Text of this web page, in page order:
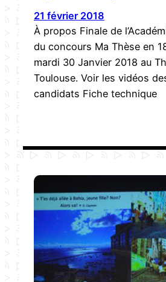
21 février 2018
À propos Finale de
du concours Ma Thèse en
mardi 30 Janvier 2018 au
Toulouse. Voir les vidéos
candidats Fiche technique